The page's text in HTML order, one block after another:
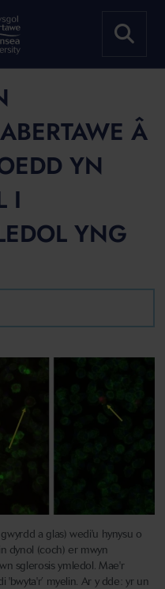
Â
YN
I
YNG
a glas) wedi'u hynysu o
dynol (coch) er mwyn
sglerosis ymledol. Mae'r
'bwyta'r’ myelin. Ar y dde: yr un